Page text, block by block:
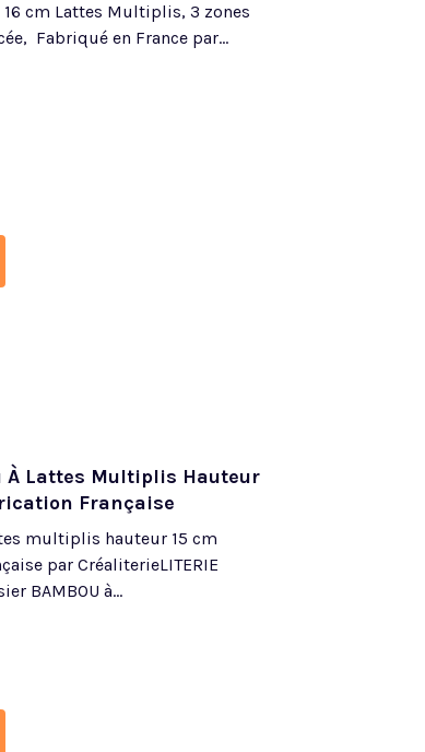
cm Lattes Multiplis, 3 zones
Fabriqué en France par...
À Lattes Multiplis Hauteur
Française
multiplis hauteur 15 cm
par CréaliterieLITERIE
BAMBOU à...